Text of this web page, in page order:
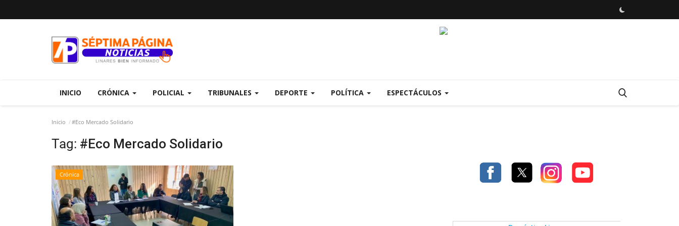
INICIO CRÓNICA POLICIAL TRIBUNALES DEPORTE POLÍTICA ESPECTÁCULOS
Inicio #Eco Mercado Solidario
Tag: #Eco Mercado Solidario
Crónica